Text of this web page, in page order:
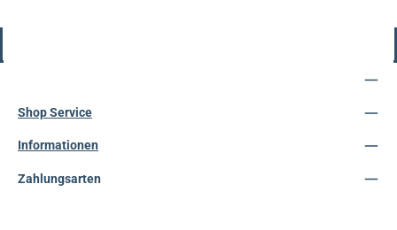
Shop Service
Informationen
Zahlungsarten